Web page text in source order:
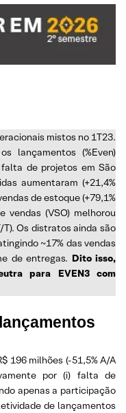
mistos no 1T23.
lançamentos (%Even)
falta de projetos em São
aumentaram (+21,4%
de estoque (+79,1%
vendas (VSO) melhorou
T). Os distratos ainda são
~17% das vendas
de entregas. Dito isso,
para EVEN3 com
196 milhões (-51,5% A/A
por (i) falta de
apenas a participação
de lançamentos